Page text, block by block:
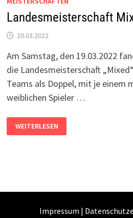
Landesmeisterschaft
20.03.2022
Am Samstag, den 19.03.2022
die Landesmeisterschaft
Teams als Doppel, mit je einem
weiblichen Spieler …
LANDESMEISTERSCHAFT
MIXED
2022
WEITERLESEN
Impressum |